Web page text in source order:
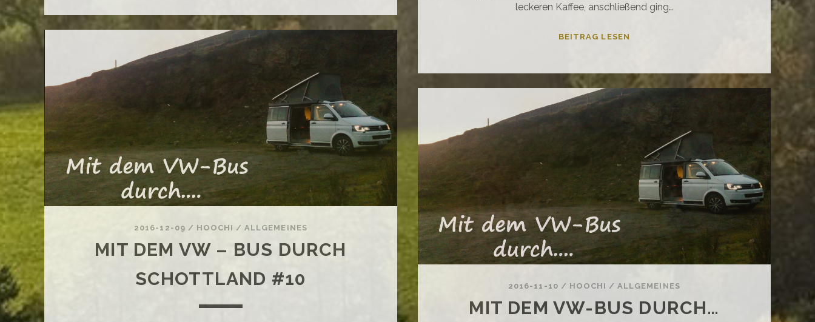
FAMILIE
leckeren Kaffee, anschließend ging…
BEITRAG LESEN
BUS
SCHOTTLAND
#11
2016-12-09 / HOOCHI /ALLGEMEINES
MIT DEM VW – BUS DURCH
SCHOTTLAND #10
2016-11-10 / HOOCHI /ALLGEMEINES
MIT DEM VW-BUS DURCH…